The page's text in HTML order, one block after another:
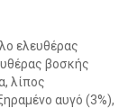
ελευθέρας
βοσκής
λίπος
αυγό (3%),